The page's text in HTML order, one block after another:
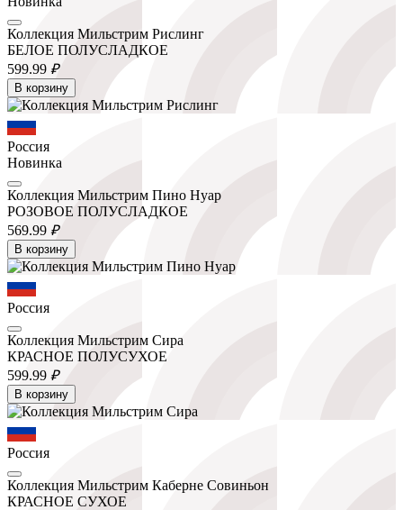
Коллекция Мильстрим Рислинг
БЕЛОЕ ПОЛУСЛАДКОЕ
599.99 ₽
В корзину
Россия
Новинка
Коллекция Мильстрим Пино Нуар
РОЗОВОЕ ПОЛУСЛАДКОЕ
569.99 ₽
В корзину
Россия
Коллекция Мильстрим Сира
КРАСНОЕ ПОЛУСУХОЕ
599.99 ₽
В корзину
Россия
Коллекция Мильстрим Каберне Совиньон
КРАСНОЕ СУХОЕ